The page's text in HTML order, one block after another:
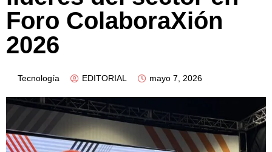
Foro ColaboraXión
2026
Tecnología EDITORIAL mayo 7, 2026